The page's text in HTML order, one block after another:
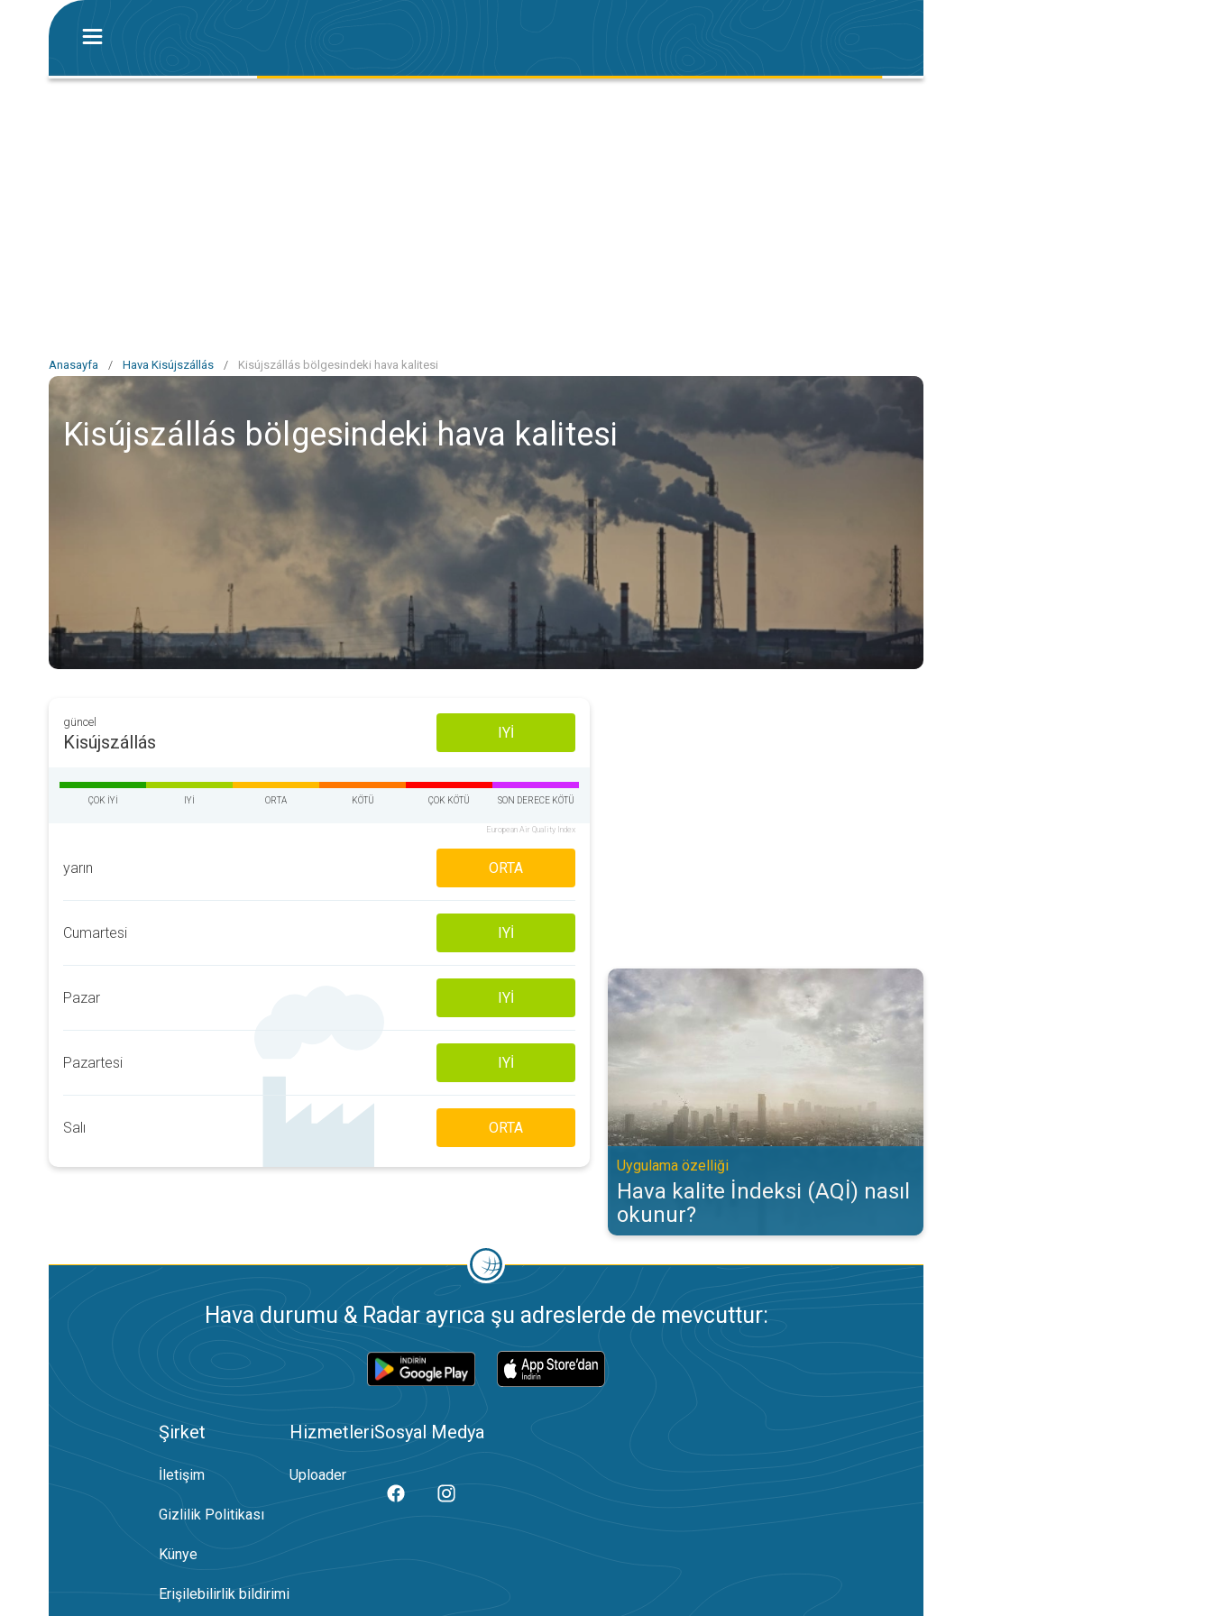
Anasayfa / Hava Kisújszállás / Kisújszállás bölgesindeki hava kalitesi
Kisújszállás bölgesindeki hava kalitesi
güncel
Kisújszállás IYI
ÇOK IYI IYI ORTA KÖTÜ ÇOK KÖTÜ SON DERECE KÖTÜ
European Air Quality Index
yarın ORTA
Cumartesi IYI
Pazar IYI
Pazartesi IYI
Salı ORTA
Hava kalite İndeksi (AQİ) nasıl okunur?. Uygulama özelliği. . .
Uygulama özelliği
Hava kalite İndeksi (AQİ) nasıl
okunur?
Hava durumu & Radar ayrıca şu adreslerde de mevcuttur:
Şirket
İletişim
Gizlilik Politikası
Künye
Erişilebilirlik bildirimi
Hizmetleri
Uploader
Sosyal Medya